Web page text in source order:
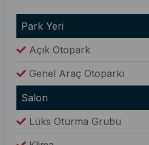
Park Yeri
Açık Otopark
Genel Araç Otoparkı
Salon
Lüks Oturma Grubu